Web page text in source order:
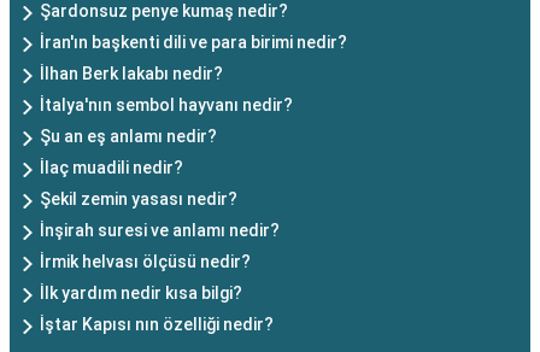
Şardonsuz penye kumaş nedir?
İran'ın başkenti dili ve para birimi nedir?
İlhan Berk lakabı nedir?
İtalya'nın sembol hayvanı nedir?
Şu an eş anlamı nedir?
İlaç muadili nedir?
Şekil zemin yasası nedir?
İnşirah suresi ve anlamı nedir?
İrmik helvası ölçüsü nedir?
İlk yardım nedir kısa bilgi?
İştar Kapısı nın özelliği nedir?